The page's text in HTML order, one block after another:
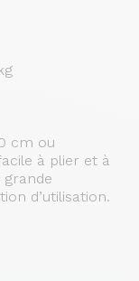
cm ou
à plier et à
grande
d’utilisation.